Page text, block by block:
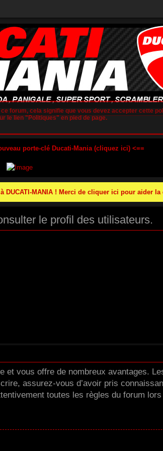
porte-clé Ducati-Mania (cliquez ici) <==
MANIA ! Merci de cliquer ici pour aider
le profil des utilisateurs.
vous offre de nombreux avantages.
assurez-vous d’avoir pris
toutes les règles du forum
forum, cela signifie que vous devez accepter cette
le lien "Politiques" en pied de page.